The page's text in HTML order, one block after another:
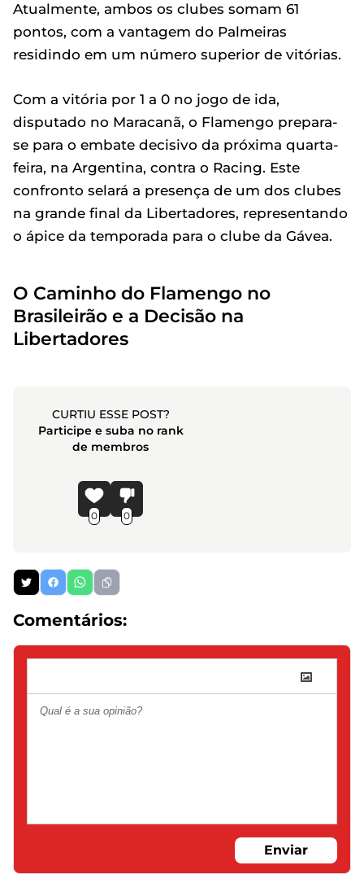
Atualmente, ambos os clubes somam 61
pontos, com a vantagem do Palmeiras
residindo em um número superior de vitórias.
Com a vitória por 1 a 0 no jogo de ida,
disputado no Maracanã, o Flamengo prepara-
se para o embate decisivo da próxima quarta-
feira, na Argentina, contra o Racing. Este
confronto selará a presença de um dos clubes
na grande final da Libertadores, representando
o ápice da temporada para o clube da Gávea.
O Caminho do Flamengo no
Brasileirão e a Decisão na
Libertadores
CURTIU ESSE POST?
Participe e suba no rank
de membros
0 0
Comentários:
Enviar